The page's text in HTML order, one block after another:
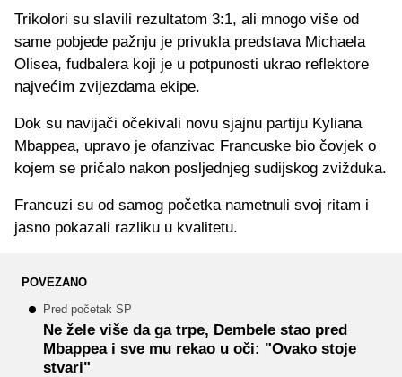
Trikolori su slavili rezultatom 3:1, ali mnogo više od
same pobjede pažnju je privukla predstava Michaela
Olisea, fudbalera koji je u potpunosti ukrao reflektore
najvećim zvijezdama ekipe.
Dok su navijači očekivali novu sjajnu partiju Kyliana
Mbappea, upravo je ofanzivac Francuske bio čovjek o
kojem se pričalo nakon posljednjeg sudijskog zvižduka.
Francuzi su od samog početka nametnuli svoj ritam i
jasno pokazali razliku u kvalitetu.
POVEZANO
Pred početak SP
Ne žele više da ga trpe, Dembele stao pred
Mbappea i sve mu rekao u oči: "Ovako stoje
stvari"